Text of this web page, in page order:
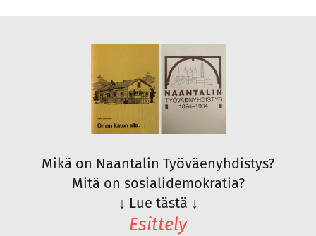
Mikä on Naantalin Työväenyhdistys?
Mitä on sosialidemokratia?
↓ Lue tästä ↓
Esittely